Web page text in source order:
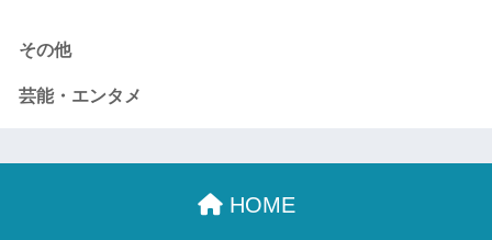
その他
芸能・エンタメ
HOME